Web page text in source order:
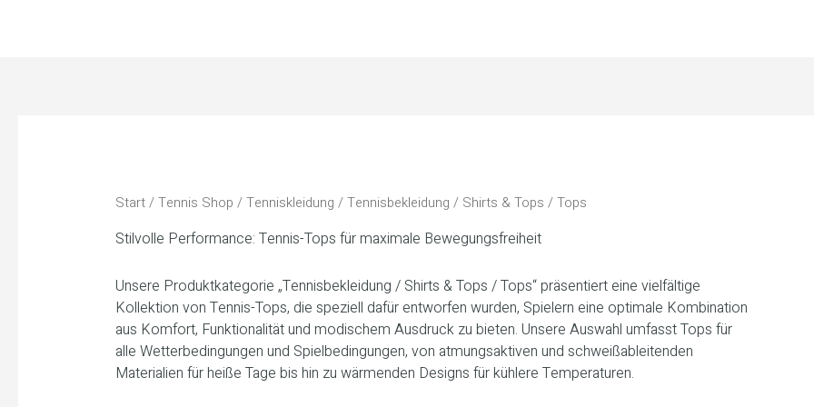
Start/Tennis Shop /Tenniskleidung / Tennisbekleidung / Shirts & Tops / Tops
Stilvolle Performance: Tennis-Tops für maximale Bewegungsfreiheit
Unsere Produktkategorie „Tennisbekleidung / Shirts & Tops / Tops“ präsentiert eine vielfältige
Kollektion von Tennis-Tops, die speziell dafür entworfen wurden, Spielern eine optimale Kombination
aus Komfort, Funktionalität und modischem Ausdruck zu bieten. Unsere Auswahl umfasst Tops für
alle Wetterbedingungen und Spielbedingungen, von atmungsaktiven und schweißableitenden
Materialien für heiße Tage bis hin zu wärmenden Designs für kühlere Temperaturen.